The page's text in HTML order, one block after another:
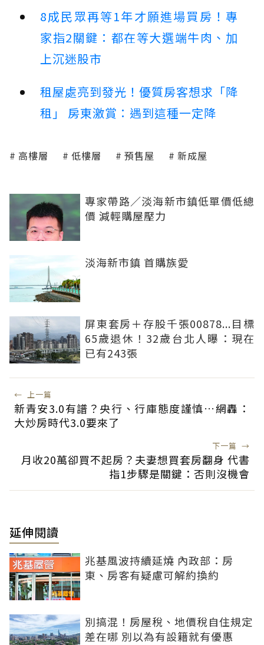
8成民眾再等1年才願進場買房！專
家指2關鍵：都在等大選端牛肉、加
上沉迷股市
租屋處亮到發光！優質房客想求「降
租」 房東激賞：遇到這種一定降
高樓層 低樓層 預售屋 新成屋
專家帶路／淡海新市鎮低單價低總
價 減輕購屋壓力
淡海新市鎮 首購族愛
屏東套房＋存股千張00878...目標
65歲退休！32歲台北人曝：現在
已有243張
← 上一篇
新青安3.0有譜？央行、行庫態度謹慎…網轟：
大炒房時代3.0要來了
下一篇 →
月收20萬卻買不起房？夫妻想買套房翻身 代書
指1步驟是關鍵：否則沒機會
延伸閱讀
兆基風波持續延燒 內政部：房
東、房客有疑慮可解約換約
別搞混！房屋稅、地價稅自住規定
差在哪 別以為有設籍就有優惠